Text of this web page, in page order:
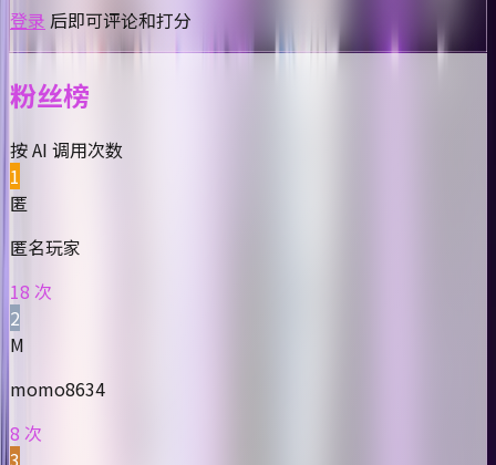
登录 后即可评论和打分
粉丝榜
按 AI 调用次数
1
匿
匿名玩家
18 次
2
M
momo8634
8 次
3